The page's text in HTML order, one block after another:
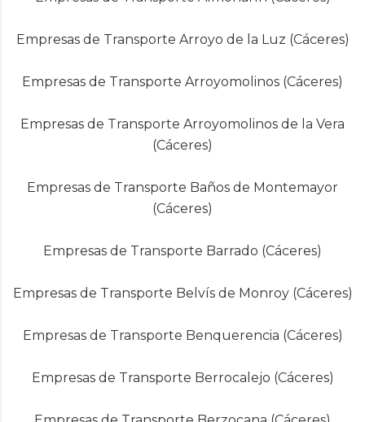
Empresas de Transporte Arroyo de la Luz (Cáceres)
Empresas de Transporte Arroyomolinos (Cáceres)
Empresas de Transporte Arroyomolinos de la Vera
(Cáceres)
Empresas de Transporte Baños de Montemayor
(Cáceres)
Empresas de Transporte Barrado (Cáceres)
Empresas de Transporte Belvís de Monroy (Cáceres)
Empresas de Transporte Benquerencia (Cáceres)
Empresas de Transporte Berrocalejo (Cáceres)